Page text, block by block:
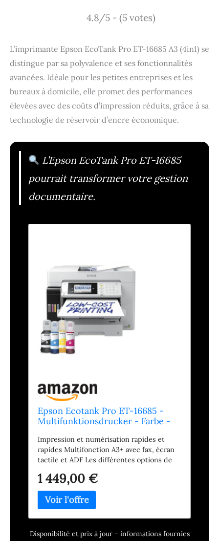
4.8/5 - (5 votes)
L’imprimante Epson EcoTank Pro ET-16685 A3 (4in1) se
distingue par sa polyvalence et ses fonctionnalités
avancées. Idéale pour les petites entreprises et les
bureaux à domicile, elle promet des performances
élevées avec des coûts d’impression réduits, grâce à sa
technologie de réservoir d’encre économique.
L’Epson EcoTank Pro ET-16685
pourrait transformer votre gestion
documentaire.
Epson Ecotank Pro ET-16685 -
Multifunktionsdrucker - Farbe -
Impression et numérisation rapides et
rapides Multifonction A3+ avec fax, écran
tactile et ADF Les différentes options de
facilement
1 449,00 €
Disponibilité et prix à jour – informations fournies